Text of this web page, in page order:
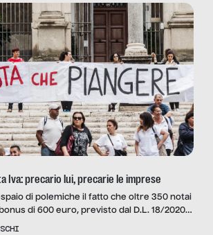
[…]
Iva: precario lui, precarie le imprese
di polemiche il fatto che oltre 350 notai
di 600 euro, previsto dal D.L. 18/2020
partite Iva in difficoltà a causa